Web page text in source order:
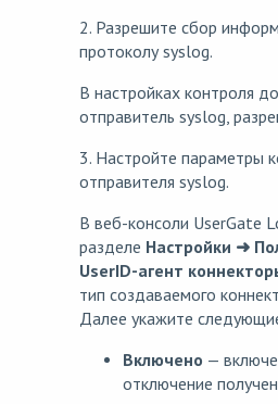
2. Разрешите сбор
протоколу syslog.
В настройках контроля
отправитель syslog,
3. Настройте параметры
отправителя syslog.
В веб-консоли UserGate
разделе Настройки ➜
UserID-агент
тип создаваемого
Далее укажите
Включено —
отключение